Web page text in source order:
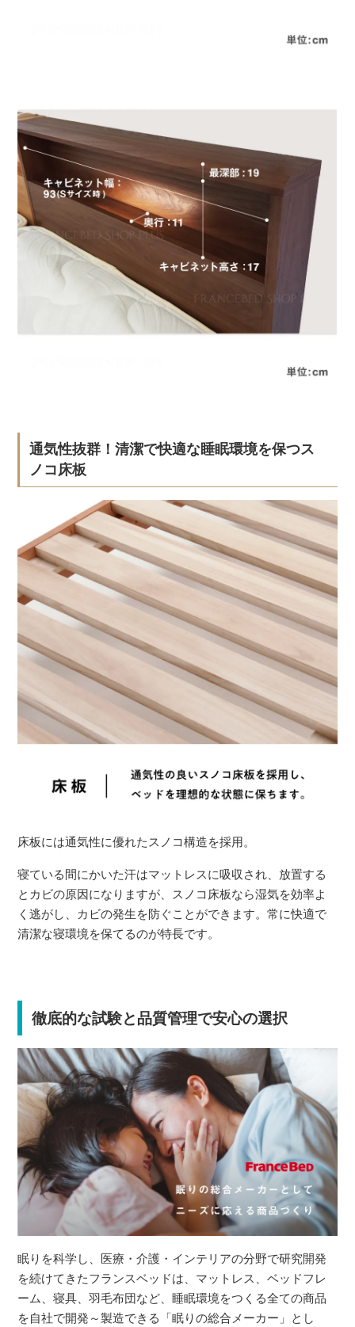
通気性抜群！清潔で快適な睡眠環境を保つス
ノコ床板
床板には通気性に優れたスノコ構造を採用。
寝ている間にかいた汗はマットレスに吸収され、放置する
とカビの原因になりますが、スノコ床板なら湿気を効率よ
く逃がし、カビの発生を防ぐことができます。常に快適で
清潔な寝環境を保てるのが特長です。
徹底的な試験と品質管理で安心の選択
眠りを科学し、医療・介護・インテリアの分野で研究開発
を続けてきたフランスベッドは、マットレス、ベッドフレ
ーム、寝具、羽毛布団など、睡眠環境をつくる全ての商品
を自社で開発～製造できる「眠りの総合メーカー」とし